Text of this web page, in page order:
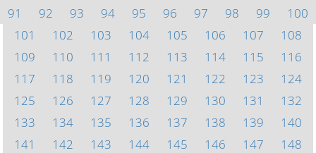
91
92 93 94 95 96 97 98 99
100
101
102 103 104 105 106 107
108
109
110 111 112 113 114 115
116
117
118 119 120 121 122 123
124
125
126 127 128 129 130 131
132
133
134 135 136 137 138 139
140
141
142 143 144 145 146 147
148